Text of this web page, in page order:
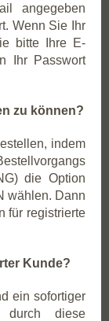
angegeben
Wenn Sie Ihr
bitte Ihre E-
Ihr Passwort
zu können?
indem
die Option
wählen. Dann
für registrierte
Kunde?
ein sofortiger
diese